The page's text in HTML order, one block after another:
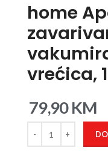
home
vrećica,
79,90KM